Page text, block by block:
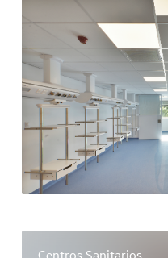
Centros Sanitarios